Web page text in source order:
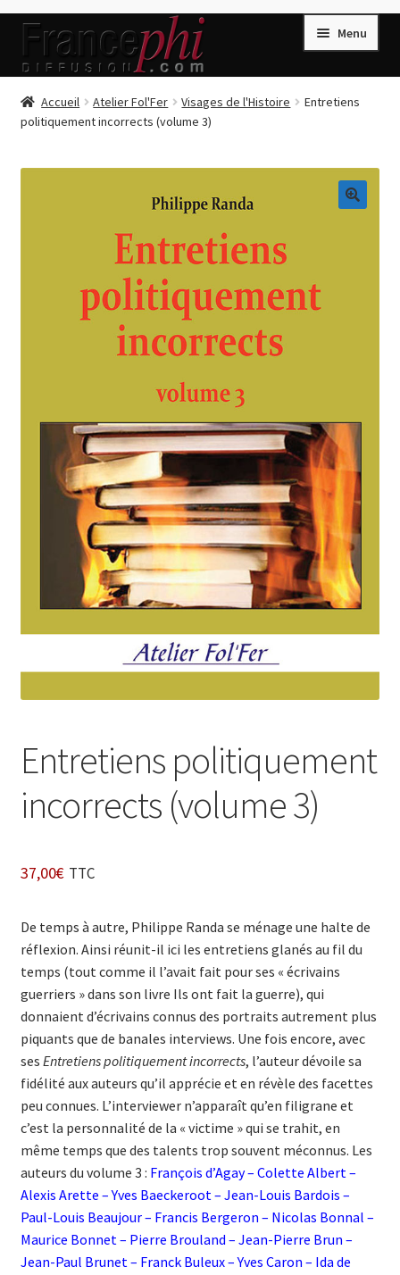
Aller
la
Aller
contenu
Menu
Accueil
Accueil
Enregistrement
Listes d’Envies
Livres de Peter Randa
Livres de Philippe Randa
Login Customizer
Newsletter
Nous Contacter
Politique de confidentialité et cookies
Qui sommes-nous ?
Suivi de la Commande
Accueil Atelier Fol'Fer Visages de l'Histoire
Entretiens
politiquement incorrects (volume 3)
Entretiens politiquement
incorrects (volume 3)
37,00€ TTC
De temps à autre, Philippe Randa se ménage une halte de
réflexion. Ainsi réunit-il ici les entretiens glanés au fil du
temps (tout comme il l’avait fait pour ses « écrivains
guerriers » dans son livre Ils ont fait la guerre), qui
donnaient d’écrivains connus des portraits autrement plus
piquants que de banales interviews. Une fois encore, avec
ses Entretiens politiquement incorrects, l’auteur dévoile sa
fidélité aux auteurs qu’il apprécie et en révèle des facettes
peu connues. L’interviewer n’apparaît qu’en filigrane et
c’est la personnalité de la « victime » qui se trahit, en
même temps que des talents trop souvent méconnus. Les
auteurs du volume 3 : François d’Agay – Colette Albert –
Alexis Arette – Yves Baeckeroot – Jean-Louis Bardois –
Paul-Louis Beaujour – Francis Bergeron – Nicolas Bonnal –
Maurice Bonnet – Pierre Brouland – Jean-Pierre Brun –
Jean-Paul Brunet – Franck Buleux – Yves Caron – Ida de